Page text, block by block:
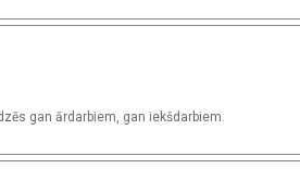
gan ārdarbiem, gan iekšdarbiem.